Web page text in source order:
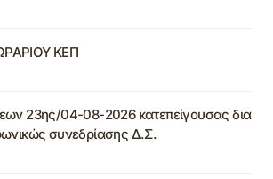
ΚΕΠ
23ης/04-08-2026 κατεπείγουσας δια
συνεδρίασης Δ.Σ.